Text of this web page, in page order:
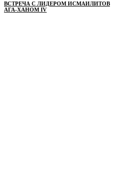
ВСТРЕЧА С ЛИДЕРОМ ИСМАИЛИТОВ
АГА-ХАНОМ IV